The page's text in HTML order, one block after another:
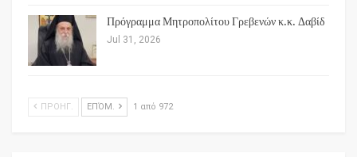
Πρόγραμμα Μητροπολίτου Γρεβενών κ.κ. Δαβίδ
Jul 31, 2026
ΠΡΟΗΓ. ΕΠΌΜ. 1 από 972